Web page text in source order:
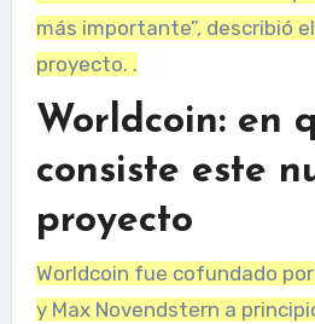
más importante”, describió
proyecto. .
Worldcoin: en
consiste este
proyecto
Worldcoin fue cofundado
y Max Novendstern a